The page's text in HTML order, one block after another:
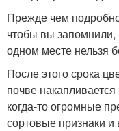
Прежде чем
чтобы вы
одном месте нельзя
После этого срока
почве
когда-то огромные
сортовые признаки